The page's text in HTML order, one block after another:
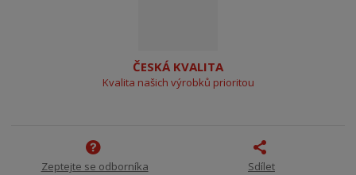
ČESKÁ KVALITA
Kvalita našich výrobků prioritou
Zeptejte se odborníka Sdílet